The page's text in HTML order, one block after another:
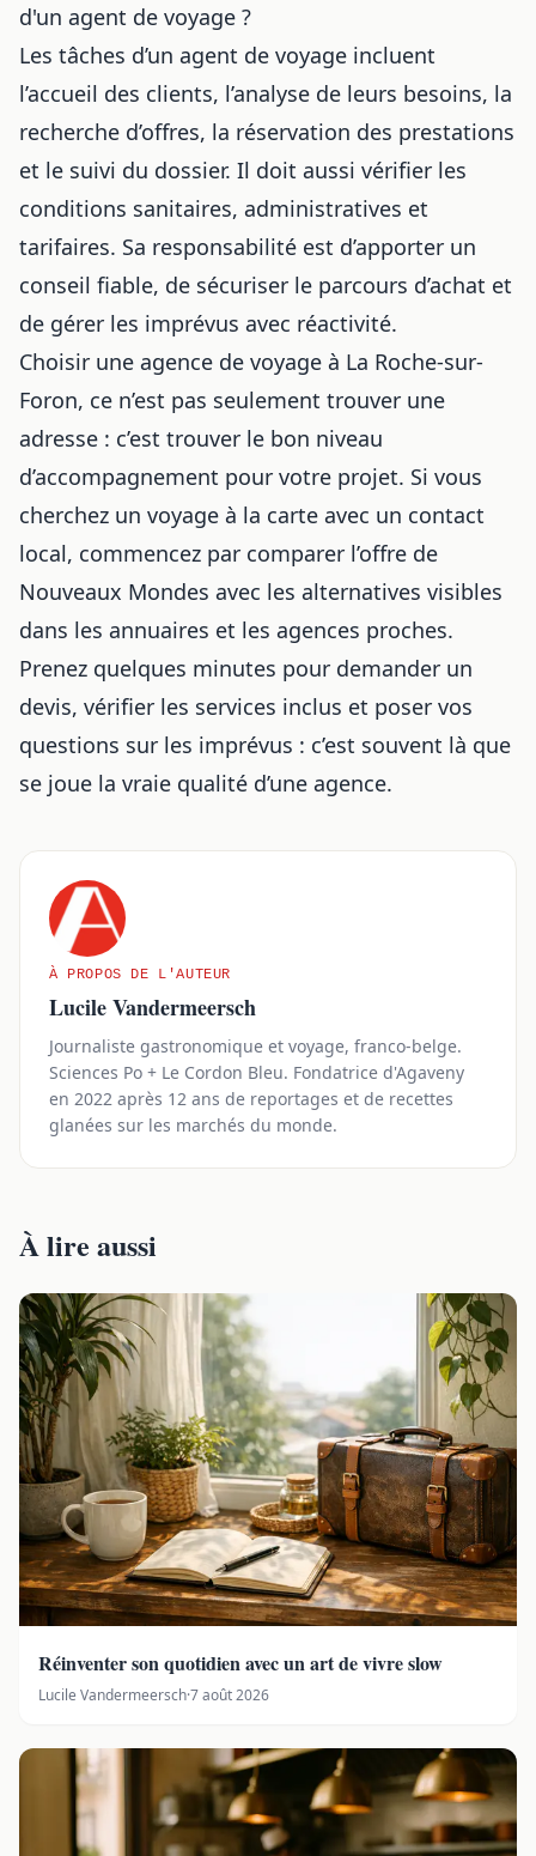
d'un agent de voyage ?
Les tâches d’un agent de voyage incluent
l’accueil des clients, l’analyse de leurs besoins, la
recherche d’offres, la réservation des prestations
et le suivi du dossier. Il doit aussi vérifier les
conditions sanitaires, administratives et
tarifaires. Sa responsabilité est d’apporter un
conseil fiable, de sécuriser le parcours d’achat et
de gérer les imprévus avec réactivité.
Choisir une agence de voyage à La Roche-sur-
Foron, ce n’est pas seulement trouver une
adresse : c’est trouver le bon niveau
d’accompagnement pour votre projet. Si vous
cherchez un voyage à la carte avec un contact
local, commencez par comparer l’offre de
Nouveaux Mondes avec les alternatives visibles
dans les annuaires et les agences proches.
Prenez quelques minutes pour demander un
devis, vérifier les services inclus et poser vos
questions sur les imprévus : c’est souvent là que
se joue la vraie qualité d’une agence.
À PROPOS DE L'AUTEUR
Lucile Vandermeersch
Journaliste gastronomique et voyage, franco-belge.
Sciences Po + Le Cordon Bleu. Fondatrice d'Agaveny
en 2022 après 12 ans de reportages et de recettes
glanées sur les marchés du monde.
À lire aussi
Réinventer son quotidien avec un art de vivre slow
Lucile Vandermeersch·7 août 2026